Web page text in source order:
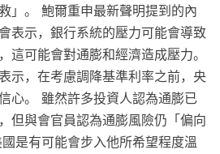
」。 鮑爾重申最新聲明提到的內
表示，銀行系統的壓力可能會導致
這可能會對通膨和經濟造成壓力。
示，在考慮調降基準利率之前，央
心。 雖然許多投資人認為通膨已
但與會官員認為通膨風險仍「偏向
是有可能會步入他所希望程度溫